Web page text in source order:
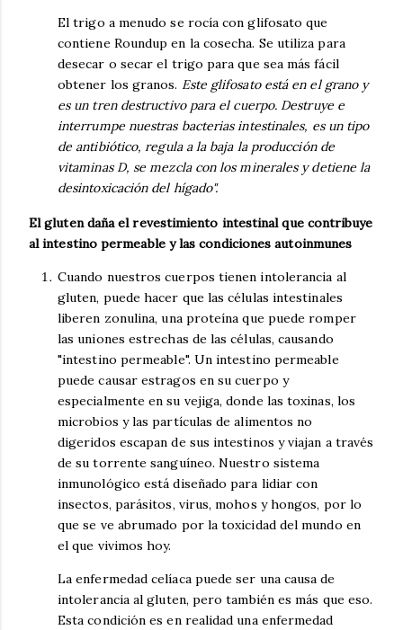
El trigo a menudo se rocía con glifosato que
contiene Roundup en la cosecha. Se utiliza para
desecar o secar el trigo para que sea más fácil
obtener los granos. Este glifosato está en el grano y
es un tren destructivo para el cuerpo. Destruye e
interrumpe nuestras bacterias intestinales, es un tipo
de antibiótico, regula a la baja la producción de
vitaminas D, se mezcla con los minerales y detiene la
desintoxicación del hígado".
El gluten daña el revestimiento intestinal que contribuye
al intestino permeable y las condiciones autoinmunes
Cuando nuestros cuerpos tienen intolerancia al
gluten, puede hacer que las células intestinales
liberen zonulina, una proteína que puede romper
las uniones estrechas de las células, causando
"intestino permeable". Un intestino permeable
puede causar estragos en su cuerpo y
especialmente en su vejiga, donde las toxinas, los
microbios y las partículas de alimentos no
digeridos escapan de sus intestinos y viajan a través
de su torrente sanguíneo. Nuestro sistema
inmunológico está diseñado para lidiar con
insectos, parásitos, virus, mohos y hongos, por lo
que se ve abrumado por la toxicidad del mundo en
el que vivimos hoy.
La enfermedad celíaca puede ser una causa de
intolerancia al gluten, pero también es más que eso.
Esta condición es en realidad una enfermedad